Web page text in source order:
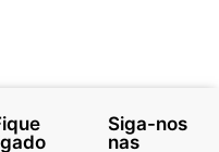
Siga-nos
nas